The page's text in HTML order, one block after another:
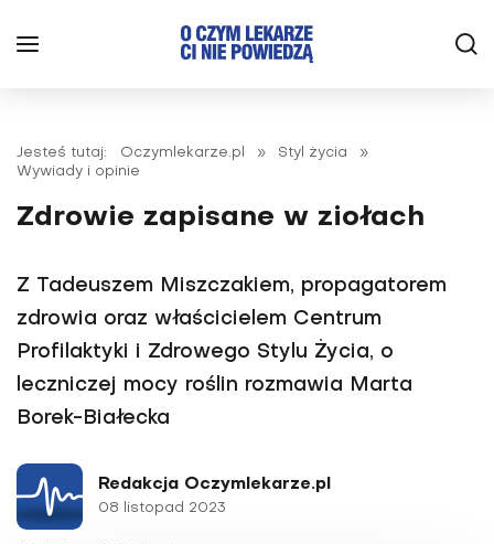
Jesteś tutaj: Oczymlekarze.pl » Styl życia
»
Wywiady i opinie
Zdrowie zapisane w ziołach
Z Tadeuszem Miszczakiem, propagatorem
zdrowia oraz właścicielem Centrum
Profilaktyki i Zdrowego Stylu Życia, o
leczniczej mocy roślin rozmawia Marta
Borek-Białecka
Redakcja Oczymlekarze.pl
08 listopad 2023